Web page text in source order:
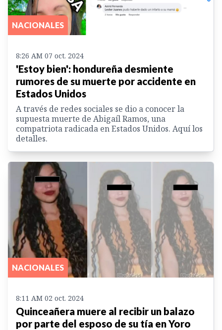
NACIONALES
8:26 AM 07 oct. 2024
'Estoy bien': hondureña desmiente
rumores de su muerte por accidente en
Estados Unidos
A través de redes sociales se dio a conocer la
supuesta muerte de Abigaíl Ramos, una
compatriota radicada en Estados Unidos. Aquí los
detalles.
NACIONALES
8:11 AM 02 oct. 2024
Quinceañera muere al recibir un balazo
por parte del esposo de su tía en Yoro